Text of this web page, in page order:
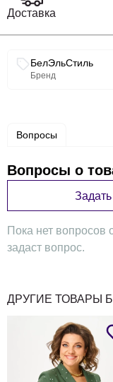
Доставка
Связанные
БелЭльСтиль
Бренд
Вопросы
Вопросы о
Пока нет вопросов
задаст вопрос.
ДРУГИЕ ТОВАРЫ